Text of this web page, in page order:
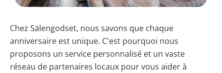
Chez Sälengodset, nous savons que chaque
anniversaire est unique. C'est pourquoi nous
proposons un service personnalisé et un vaste
réseau de partenaires locaux pour vous aider à